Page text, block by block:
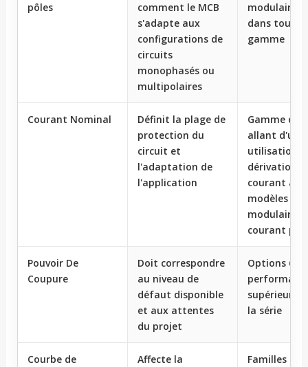
pôles
comment le MCB
s'adapte aux
configurations de
circuits
monophasés ou
multipolaires
modulaires
dans toute
gamme
Courant Nominal
Définit la plage de
protection du
circuit et
l'adaptation de
l'application
Gamme
allant d'une
utilisation
dérivation
courant à
modèles
modulaires
courant
Pouvoir De
Coupure
Doit correspondre
au niveau de
défaut disponible
et aux attentes
du projet
Options
supérieures
la série
Courbe de
Affecte la
Familles de